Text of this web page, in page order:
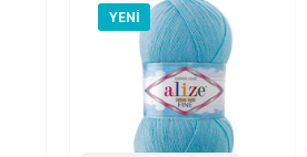
YENI